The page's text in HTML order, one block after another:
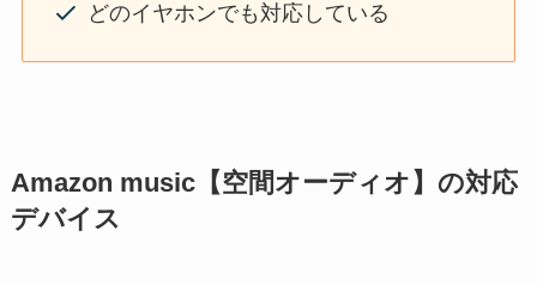
どのイヤホンでも対応している
Amazon music【空間オーディオ】の対応
デバイス